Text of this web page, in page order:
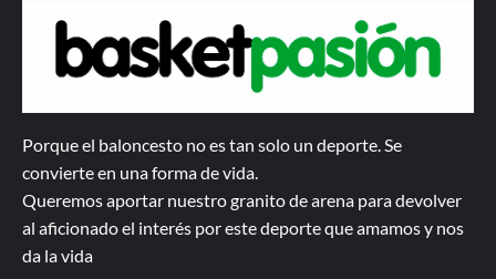
Porque el baloncesto no es tan solo un deporte. Se
convierte en una forma de vida.
Queremos aportar nuestro granito de arena para devolver
al aficionado el interés por este deporte que amamos y nos
da la vida